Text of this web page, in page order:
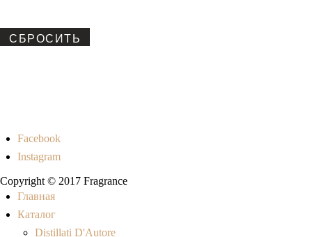
СБРОСИТЬ
Facebook
Instagram
Copyright © 2017 Fragrance
Главная
Каталог
Distillati D'Autore